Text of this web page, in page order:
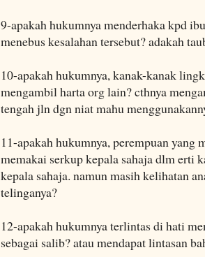
9-apakah hukumnya menderhaka kpd
menebus kesalahan tersebut? adakah
10-apakah hukumnya, kanak-kanak
mengambil harta org lain? cthnya
tengah jln dgn niat mahu
11-apakah hukumnya, perempuan yang
memakai serkup kepala sahaja dlm erti
kepala sahaja. namun masih kelihatan
telinganya?
12-apakah hukumnya terlintas di hati
sebagai salib? atau mendapat lintasan